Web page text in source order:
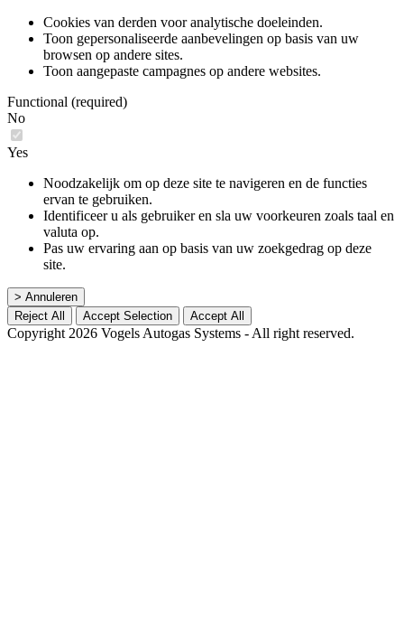
Cookies van derden voor analytische doeleinden.
Toon gepersonaliseerde aanbevelingen op basis van uw
browsen op andere sites.
Toon aangepaste campagnes op andere websites.
Functional (required)
No
Yes
Noodzakelijk om op deze site te navigeren en de functies
ervan te gebruiken.
Identificeer u als gebruiker en sla uw voorkeuren zoals taal en
valuta op.
Pas uw ervaring aan op basis van uw zoekgedrag op deze
site.
> Annuleren
Reject All
Accept Selection Accept All
Copyright 2026 Vogels Autogas Systems - All right reserved.